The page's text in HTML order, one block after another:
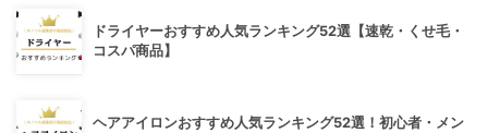
ドライヤーおすすめ人気ランキング52選【速乾・くせ毛・
コスパ商品】
ヘアアイロンおすすめ人気ランキング52選！初心者・メン